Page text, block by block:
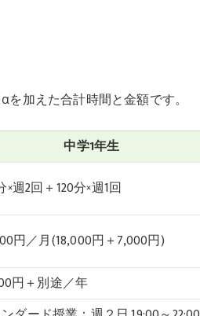
加えた合計時間と金額です。
中学1年生
×週2回＋120分×週1回
円／月(18,000円＋7,000円)
円＋別途／年